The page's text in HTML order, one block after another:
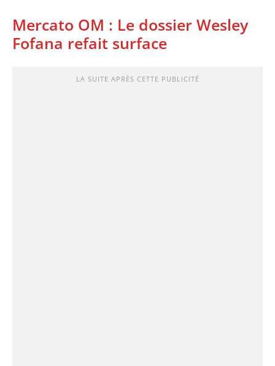
Mercato OM : Le dossier Wesley
Fofana refait surface
LA SUITE APRÈS CETTE PUBLICITÉ